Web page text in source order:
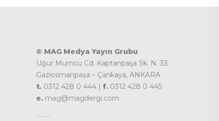
© MAG Medya Yayın Grubu
Uğur Mumcu Cd. Kaptanpaşa Sk. N. 33
Gaziosmanpaşa – Çankaya, ANKARA
t. 0312 428 0 444 | f. 0312 428 0 445
e. mag@magdergi.com